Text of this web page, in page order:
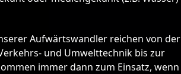
Aufwärtswandler reichen von der
und Umwelttechnik bis zur
immer dann zum Einsatz, wenn